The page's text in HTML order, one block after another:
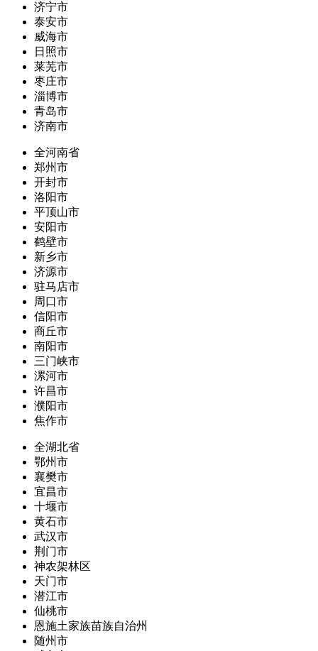
济宁市
泰安市
威海市
日照市
莱芜市
枣庄市
淄博市
青岛市
济南市
全河南省
郑州市
开封市
洛阳市
平顶山市
安阳市
鹤壁市
新乡市
济源市
驻马店市
周口市
信阳市
商丘市
南阳市
三门峡市
漯河市
许昌市
濮阳市
焦作市
全湖北省
鄂州市
襄樊市
宜昌市
十堰市
黄石市
武汉市
荆门市
神农架林区
天门市
潜江市
仙桃市
恩施土家族苗族自治州
随州市